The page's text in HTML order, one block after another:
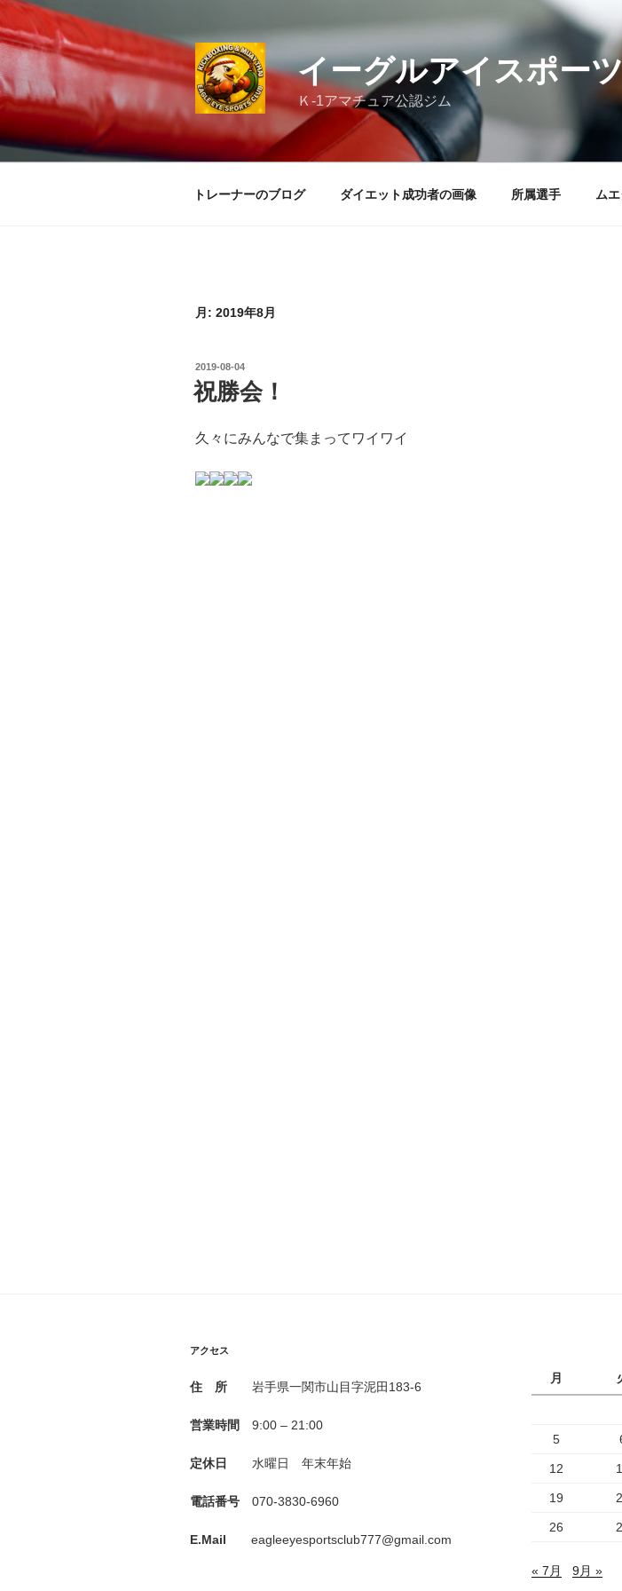
ン
テ
ン
ツ
へ
ス
キ
イーグルアイスポー
Ｋ-1アマチュア公認ジム
トレーナーのブログ ダイエット成功者の画像 所属選手 ム
月: 2019年8月
投
稿
日:
2019-08-04
祝勝会！
久々にみんなで集まってワイワイ
アクセス
住 所 岩手県一関市山目字泥田183-6
営業時間 9:00 – 21:00
定休日 水曜日 年末年始
電話番号 070-3830-6960
E.Mail eagleeyesportsclub777@gmail.com
月
5
12
19
26
« 7月 9月 »